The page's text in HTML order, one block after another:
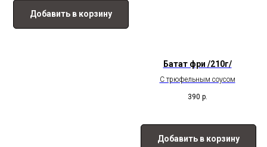
Добавить в корзину
Батат фри /210г/
С трюфельным соусом
390 р.
Добавить в корзину